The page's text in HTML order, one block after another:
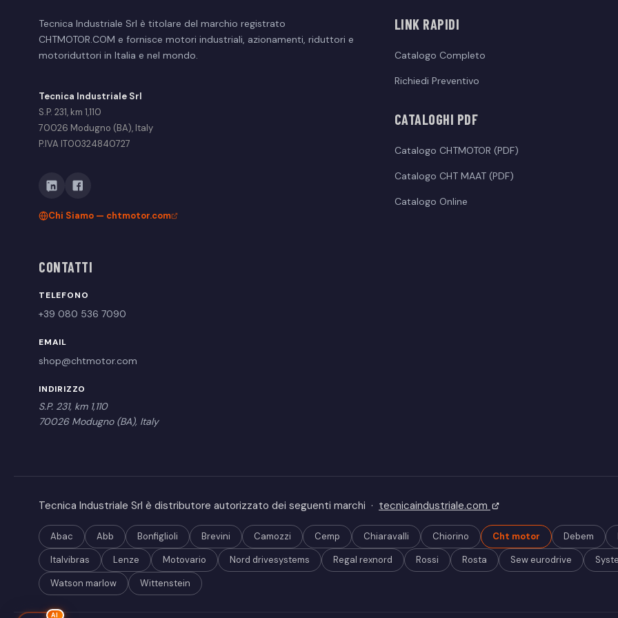
Tecnica Industriale Srl è titolare del marchio registrato
CHTMOTOR.COM e fornisce motori industriali, azionamenti, riduttori e
motoriduttori in Italia e nel mondo.
Tecnica Industriale Srl
S.P. 231, km 1,110
70026 Modugno (BA), Italy
P.IVA IT00324840727
Chi Siamo — chtmotor.com
LINK RAPIDI
Catalogo Completo
Richiedi Preventivo
CATALOGHI PDF
Catalogo CHTMOTOR (PDF)
Catalogo CHT MAAT (PDF)
Catalogo Online
CONTATTI
TELEFONO
+39 080 536 7090
EMAIL
shop@chtmotor.com
INDIRIZZO
S.P. 231, km 1,110
70026 Modugno (BA), Italy
Tecnica Industriale Srl è distributore autorizzato dei seguenti marchi · tecnicaindustriale.com
Abac Abb Bonfiglioli Brevini Camozzi Cemp Chiaravalli Chiorino Cht motor Debem
Italvibras
Lenze Motovario Nord drivesystems Regal rexnord Rossi Rosta Sew eurodrive
Watson marlow
Wittenstein
AI